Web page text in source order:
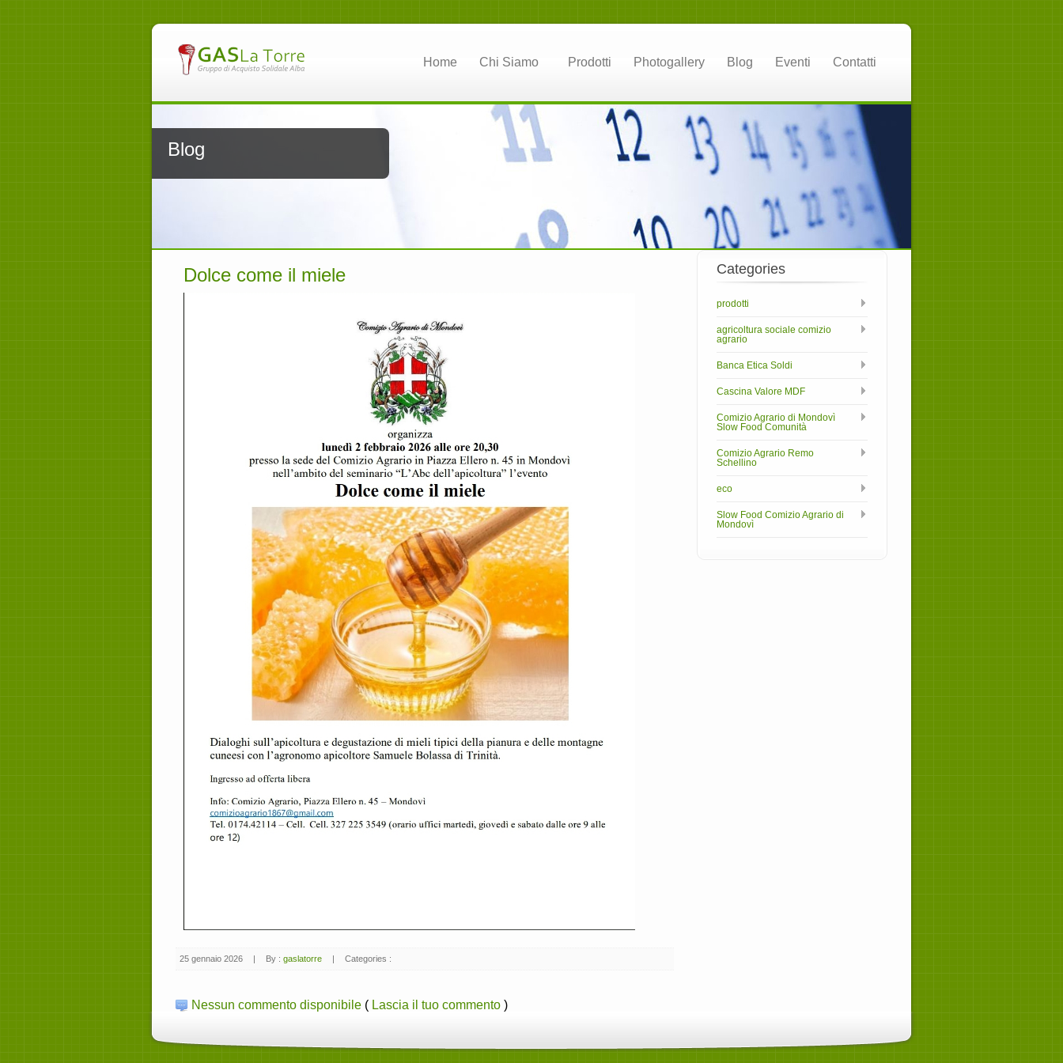
Home Chi Siamo Prodotti Photogallery Blog Eventi Contatti
Blog
Dolce come il miele
25 gennaio 2026 | By : gaslatorre | Categories :
Categories
prodotti
agricoltura sociale comizio
agrario
Banca Etica Soldi
Cascina Valore MDF
Comizio Agrario di Mondovì
Slow Food Comunità
Comizio Agrario Remo
Schellino
eco
Slow Food Comizio Agrario di
Mondovì
Nessun commento disponibile ( Lascia il tuo commento )